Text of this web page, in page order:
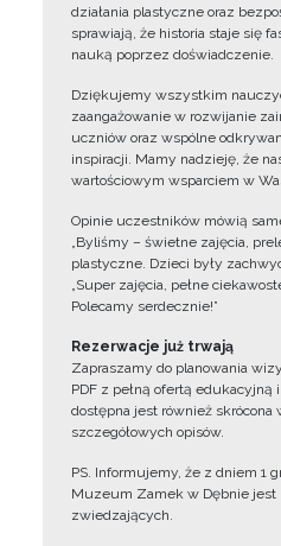
działania plastyczne oraz
sprawiają, że historia staje się
nauką poprzez doświadczenie.
Dziękujemy wszystkim
zaangażowanie w rozwijanie
uczniów oraz wspólne
inspiracji. Mamy nadzieję, że
wartościowym wsparciem w
Opinie uczestników mówią
„Byliśmy – świetne zajęcia,
plastyczne. Dzieci były
„Super zajęcia, pełne
Polecamy serdecznie!”
Rezerwacje już trwają
Zapraszamy do planowania
PDF z pełną ofertą
dostępna jest również skrócona
szczegółowych opisów.
PS. Informujemy, że z dniem 1
Muzeum Zamek w Dębnie jest
zwiedzających.